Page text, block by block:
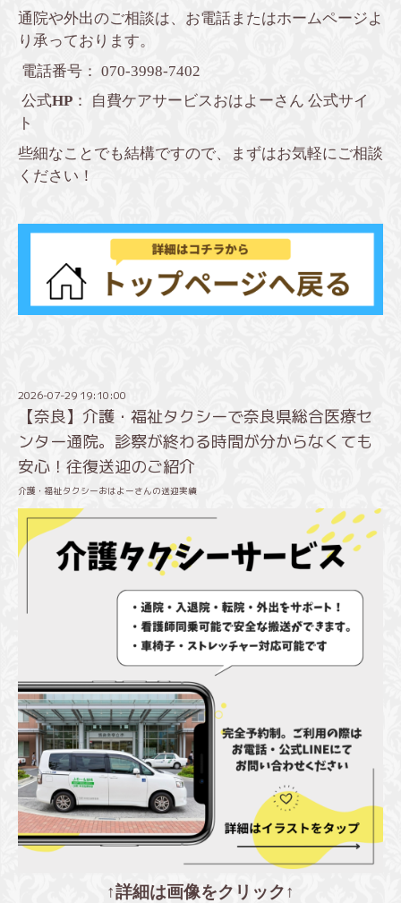
通院や外出のご相談は、お電話またはホームページよ
り承っております。
電話番号： 070-3998-7402
公式HP ：
自費ケアサービスおはよーさん 公式サイ
ト
些細なことでも結構ですので、まずはお気軽にご相談
ください！
2026-07-29 19:10:00
【奈良】介護・福祉タクシーで奈良県総合医療セ
ンター通院。診察が終わる時間が分からなくても
安心！往復送迎のご紹介
介護・福祉タクシーおはよーさんの送迎実績
↑詳細は画像をクリック↑